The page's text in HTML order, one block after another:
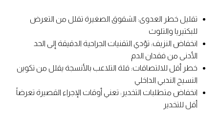
تقليل خطر العدوى: الشقوق الصغيرة تقلل من التعرض
للبكتيريا والتلوث
انخفاض النزيف: تؤدي التقنيات الجراحية الدقيقة إلى الحد
الأدنى من فقدان الدم
خطر أقل للالتصاقات: قلة التلاعب بالأنسجة يقلل من تكوين
النسيج الندبي الداخلي
انخفاض متطلبات التخدير: تعني أوقات الإجراء القصيرة تعرضاً
أقل للتخدير